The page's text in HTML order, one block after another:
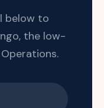
below to
the low-